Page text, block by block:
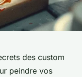
des custom
peindre vos